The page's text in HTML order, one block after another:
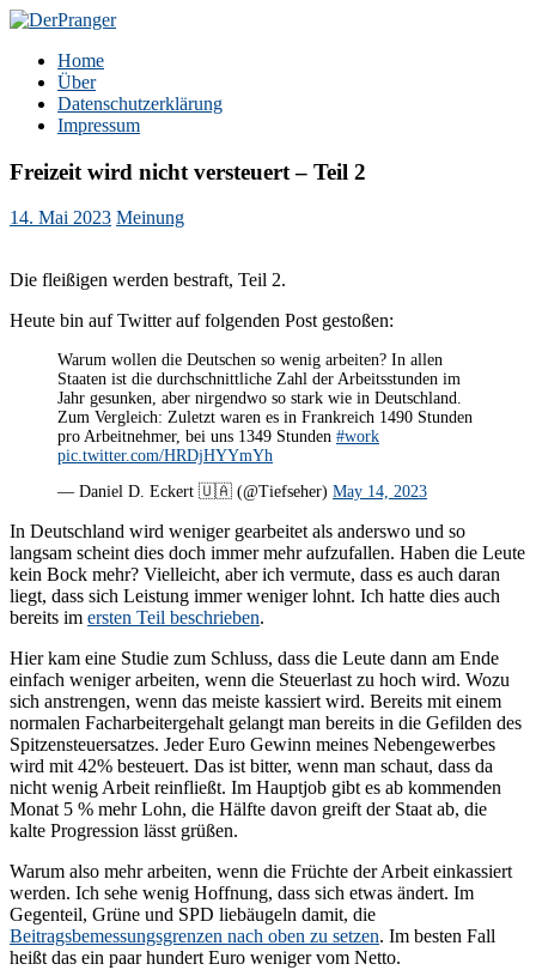
Zum
springen
DerPranger
Finanzen, Freiheit, Prangerei
Home
Über
Datenschutzerklärung
Impressum
Freizeit wird nicht versteuert – Teil 2
14. Mai 2023 Meinung
Die fleißigen werden bestraft, Teil 2.
Heute bin auf Twitter auf folgenden Post gestoßen:
Warum wollen die Deutschen so wenig arbeiten? In allen
Staaten ist die durchschnittliche Zahl der Arbeitsstunden im
Jahr gesunken, aber nirgendwo so stark wie in Deutschland.
Zum Vergleich: Zuletzt waren es in Frankreich 1490 Stunden
pro Arbeitnehmer, bei uns 1349 Stunden #work
pic.twitter.com/HRDjHYYmYh
— Daniel D. Eckert 🇺🇦 (@Tiefseher) May 14, 2023
In Deutschland wird weniger gearbeitet als anderswo und so
langsam scheint dies doch immer mehr aufzufallen. Haben die Leute
kein Bock mehr? Vielleicht, aber ich vermute, dass es auch daran
liegt, dass sich Leistung immer weniger lohnt. Ich hatte dies auch
bereits im ersten Teil beschrieben.
Hier kam eine Studie zum Schluss, dass die Leute dann am Ende
einfach weniger arbeiten, wenn die Steuerlast zu hoch wird. Wozu
sich anstrengen, wenn das meiste kassiert wird. Bereits mit einem
normalen Facharbeitergehalt gelangt man bereits in die Gefilden des
Spitzensteuersatzes. Jeder Euro Gewinn meines Nebengewerbes
wird mit 42% besteuert. Das ist bitter, wenn man schaut, dass da
nicht wenig Arbeit reinfließt. Im Hauptjob gibt es ab kommenden
Monat 5 % mehr Lohn, die Hälfte davon greift der Staat ab, die
kalte Progression lässt grüßen.
Warum also mehr arbeiten, wenn die Früchte der Arbeit einkassiert
werden. Ich sehe wenig Hoffnung, dass sich etwas ändert. Im
Gegenteil, Grüne und SPD liebäugeln damit, die
Beitragsbemessungsgrenzen nach oben zu setzen. Im besten Fall
heißt das ein paar hundert Euro weniger vom Netto.